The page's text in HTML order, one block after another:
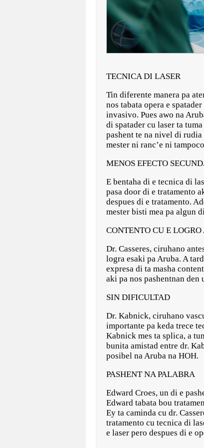
TECNICA DI LASER
Tin diferente manera pa
nos tabata opera e
invasivo. Pues awo na
di spatader cu laser ta
pashent te na nivel di rudia
mester ni ranc’e ni
MENOS EFECTO
E bentaha di e tecnica di
pasa door di e tratamento
despues di e tratamento.
mester bisti mea pa algun
CONTENTO CU E
Dr. Casseres, ciruhano
logra esaki pa Aruba. A
expresa di ta masha
aki pa nos pashentnan
SIN DIFICULTAD
Dr. Kabnick, ciruhano
importante pa keda trece
Kabnick mes ta splica, a
bunita amistad entre dr.
posibel na Aruba na HOH.
PASHENT NA PALABRA
Edward Croes, un di e
Edward tabata bou
Ey ta caminda cu dr.
tratamento cu tecnica di
e laser pero despues di e